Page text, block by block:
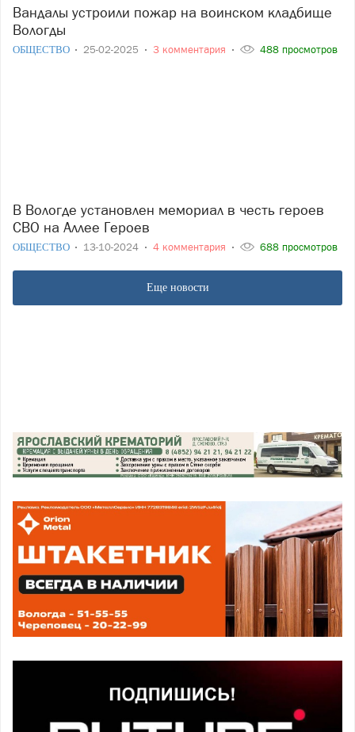
Вандалы устроили пожар на воинском кладбище
Вологды
ОБЩЕСТВО 25-02-2025 3 комментария 488 просмотров
В Вологде установлен мемориал в честь героев
СВО на Аллее Героев
ОБЩЕСТВО 13-10-2024 4 комментария 688 просмотров
Еще новости